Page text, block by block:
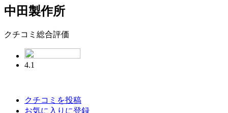
中田製作所
クチコミ総合評価
4.1
クチコミを投稿
お気に入りに登録